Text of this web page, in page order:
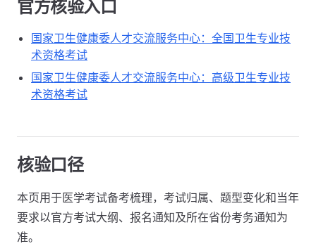
官方核验入口
国家卫生健康委人才交流服务中心：全国卫生专业技
术资格考试
国家卫生健康委人才交流服务中心：高级卫生专业技
术资格考试
核验口径
本页用于医学考试备考梳理，考试归属、题型变化和当年
要求以官方考试大纲、报名通知及所在省份考务通知为
准。